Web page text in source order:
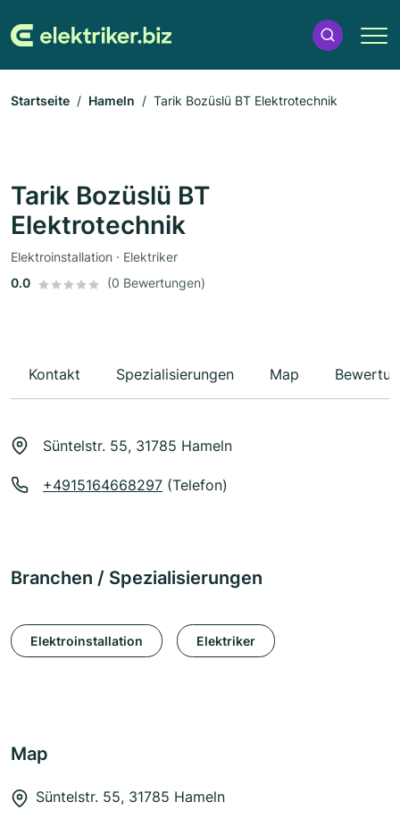
Startseite Hameln Tarik Bozüslü BT Elektrotechnik
Tarik Bozüslü BT
Elektrotechnik
Elektroinstallation · Elektriker
0.0
(0 Bewertungen)
Kontakt Spezialisierungen Map
Süntelstr. 55, 31785 Hameln
+4915164668297 (Telefon)
Branchen / Spezialisierungen
Elektroinstallation Elektriker
Map
Süntelstr. 55, 31785 Hameln